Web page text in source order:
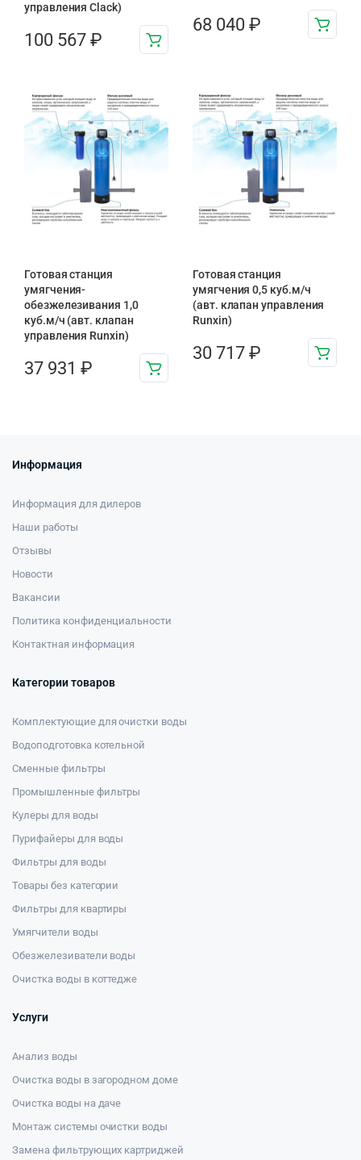
управления Clack)
100 567 ₽
68 040 ₽
Готовая станция
умягчения-
обезжелезивания 1,0
куб.м/ч (авт. клапан
управления Runxin)
37 931 ₽
Готовая станция
умягчения 0,5 куб.м/ч
(авт. клапан управления
Runxin)
30 717 ₽
Информация
Информация для дилеров
Наши работы
Отзывы
Новости
Вакансии
Политика конфиденциальности
Контактная информация
Категории товаров
Комплектующие для очистки воды
Водоподготовка котельной
Сменные фильтры
Промышленные фильтры
Кулеры для воды
Пурифайеры для воды
Фильтры для воды
Товары без категории
Фильтры для квартиры
Умягчители воды
Обезжелезиватели воды
Очистка воды в коттедже
Услуги
Анализ воды
Очистка воды в загородном доме
Очистка воды на даче
Монтаж системы очистки воды
Замена фильтрующих картриджей